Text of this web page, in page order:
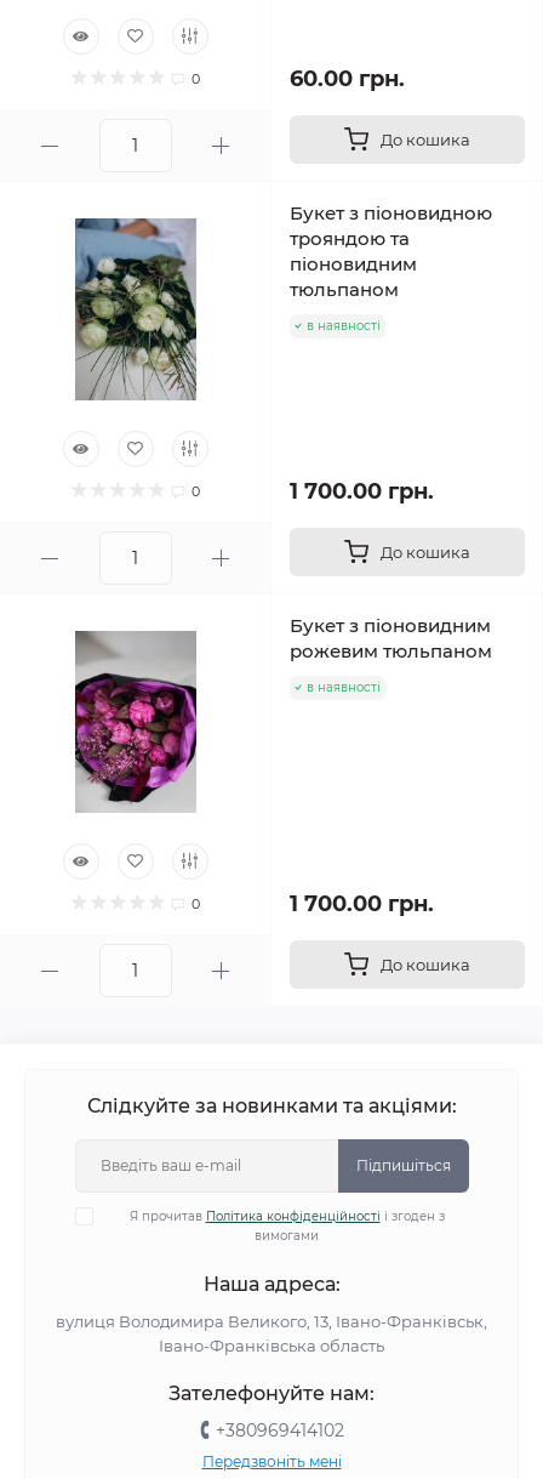
0 60.00 грн.
До кошика
0
Букет з піоновидною
трояндою та
піоновидним
тюльпаном
в наявності
1 700.00 грн.
До кошика
0
Букет з піоновидним
рожевим тюльпаном
в наявності
1 700.00 грн.
До кошика
Слідкуйте за новинками та акціями:
Підпишіться
Я прочитав Політика конфіденційності і згоден з
вимогами
Наша адреса:
вулиця Володимира Великого, 13, Івано-Франківськ,
Івано-Франківська область
Зателефонуйте нам:
+380969414102
Передзвоніть мені